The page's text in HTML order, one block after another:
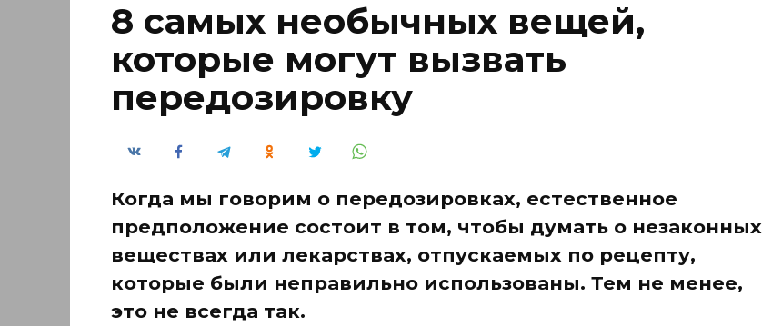
8 самых необычных вещей,
которые могут вызвать
передозировку
Когда мы говорим о передозировках, естественное
предположение состоит в том, чтобы думать о незаконных
веществах или лекарствах, отпускаемых по рецепту,
которые были неправильно использованы. Тем не менее,
это не всегда так.